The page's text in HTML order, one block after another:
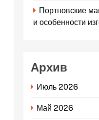
Портновские
и особенности
Архив
Июль 2026
Май 2026